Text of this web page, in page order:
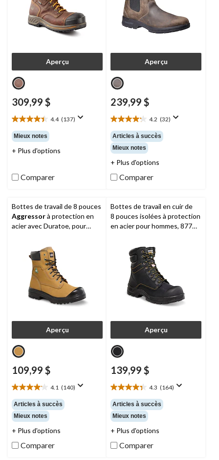
Aperçu
309,99 $
4.4 (137)
4.4
étoile(s)
sur
5.
Mieux notes
+ Plus d'options
Comparer
Aperçu
239,99 $
4.2 (32)
4.2
étoile(s)
sur
5.
32
Articles à succès
Mieux notes
+ Plus d'options
Comparer
Bottes de travail de 8 pouces
Aggressorà protection en
acier avec Duratoe, pour
Aperçu
109,99 $
4.1 (140)
4.1
étoile(s)
sur
5.
140
Articles à succès
Mieux notes
+ Plus d'options
Comparer
Bottes de travail en cuir de
8 pouces isolées à protection
en acier pour hommes, 877
Aperçu
139,99 $
4.3 (164)
4.3
étoile(s)
sur
5.
164
Articles à succès
Mieux notes
+ Plus d'options
Comparer